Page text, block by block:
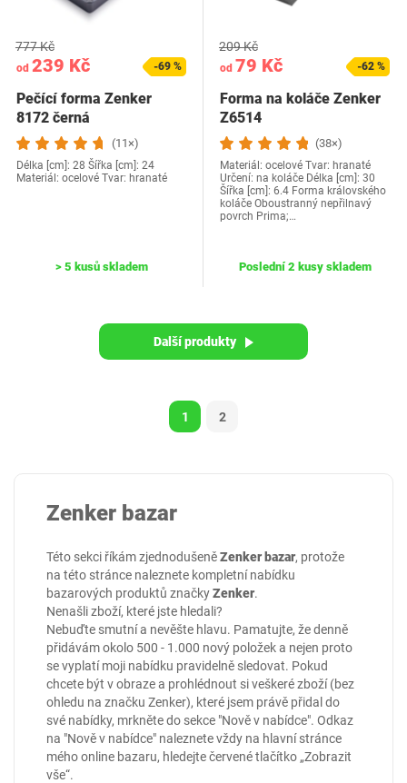
od 239 Kč
777 Kč
-69 %
Pečící forma Zenker
8172 černá
(11×)
Délka [cm]: 28 Šířka [cm]: 24
Materiál: ocelové Tvar: hranaté
> 5 kusů skladem
od 79 Kč
209 Kč
-62 %
Forma na koláče Zenker
Z6514
(38×)
Materiál: ocelové Tvar: hranaté
Určení: na koláče Délka [cm]: 30
Šířka [cm]: 6.4 Forma královského
koláče Oboustranný nepřilnavý
povrch Prima;…
Poslední 2 kusy skladem
Další produkty
1 2
Zenker bazar
Této sekci říkám zjednodušeněZenker bazar, protože
na této stránce naleznete kompletní nabídku
bazarových produktů značkyZenker.
Nenašli zboží, které jste hledali?
Nebuďte smutní a nevěšte hlavu. Pamatujte, že denně
přidávám okolo 500 - 1.000 nový položek a nejen proto
se vyplatí moji nabídku pravidelně sledovat. Pokud
chcete být v obraze a prohlédnout si veškeré zboží (bez
ohledu na značku Zenker), které jsem právě přidal do
své nabídky, mrkněte do sekce "Nově v nabídce". Odkaz
na "Nově v nabídce" naleznete vždy na hlavní stránce
mého online bazaru, hledejte červené tlačítko „Zobrazit
vše“.